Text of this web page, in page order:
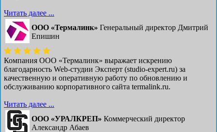
Читать далее ...
ООО «Термалинк» Генеральный директор Дмитрий
Епишин
Компания ООО «Термалинк» выражает искрению
благодарность Web-студии Эксперт (studio-expert.ru) за
качественную и оперативную работу по обновлению и
обслуживанию корпоративного сайта termalink.ru.
Читать далее ...
ООО «УРАЛКРЕП» Коммерческий директор
Александр Абаев